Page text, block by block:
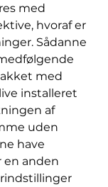
med
hvoraf er
Sådanne
med
installeret
af
uden
have
en anden